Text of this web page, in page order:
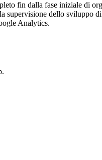
fin dalla fase iniziale di
dello sviluppo
Analytics.